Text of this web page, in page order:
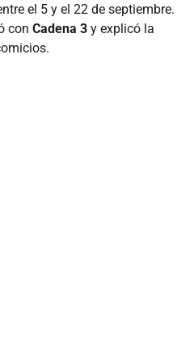
el 5 y el 22 de septiembre.
con Cadena 3 y explicó la